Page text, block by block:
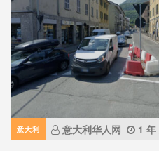
意大利 意大利华人网 1